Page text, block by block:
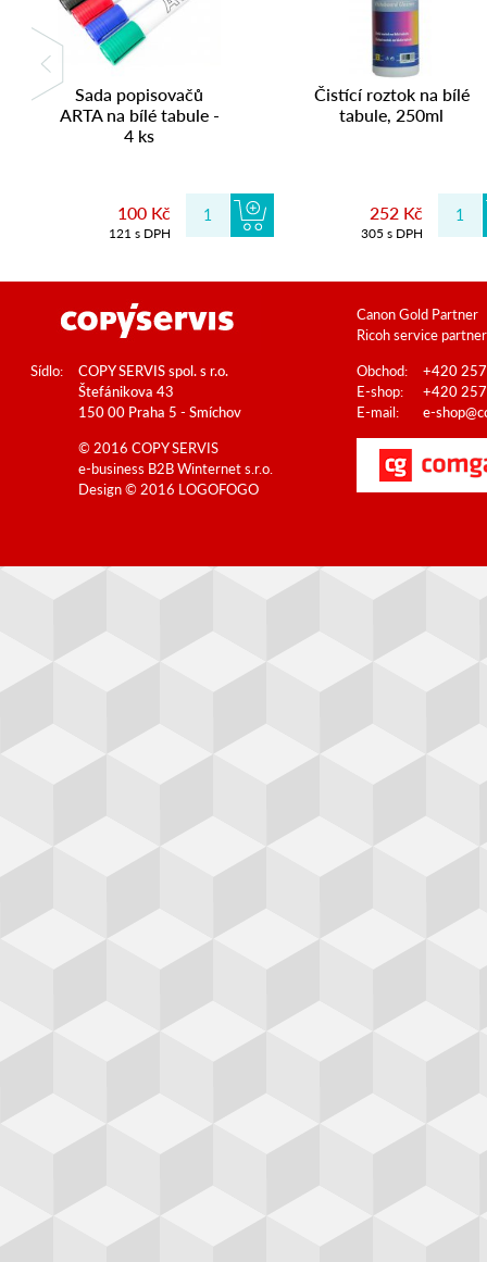
Sada popisovačů
ARTA na bílé tabule -
4 ks
100 Kč
121 s DPH
Čistící roztok na bílé
tabule, 250ml
252 Kč
305 s DPH
Canon Gold Partner
Ricoh service partner
Sídlo:
COPY SERVIS spol. s r.o.
Štefánikova 43
150 00 Praha 5 - Smíchov
Obchod:
+420
E-shop:
+420
E-mail:
e-
© 2016 COPY SERVIS
e-business B2BWinternet s.r.o.
Design © 2016 LOGOFOGO